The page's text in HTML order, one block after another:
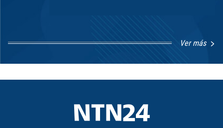
Ver más
8